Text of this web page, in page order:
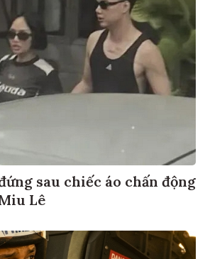
sau chiếc áo chấn động
Lê